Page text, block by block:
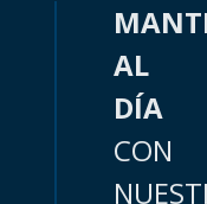
AL
DÍA
CON